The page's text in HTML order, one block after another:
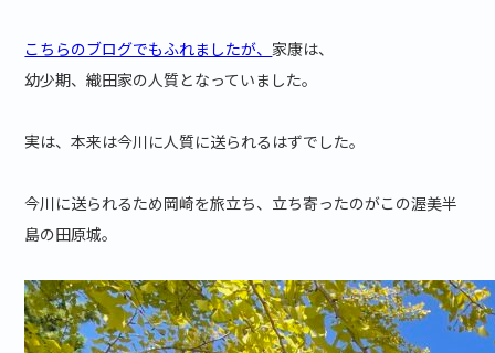
こちらのブログでもふれましたが、家康は、
幼少期、織田家の人質となっていました。
実は、本来は今川に人質に送られるはずでした。
今川に送られるため岡崎を旅立ち、立ち寄ったのがこの渥美半
島の田原城。